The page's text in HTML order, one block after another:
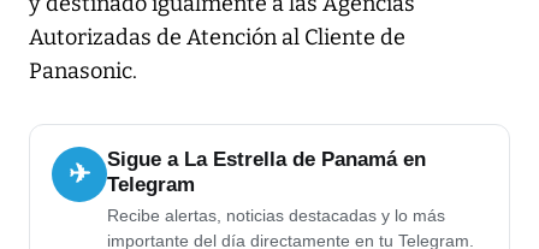
Autorizadas de Atención al Cliente de
Panasonic.
✈
Sigue a La Estrella de Panamá en
Telegram
Recibe alertas, noticias destacadas y lo más
importante del día directamente en tu Telegram.